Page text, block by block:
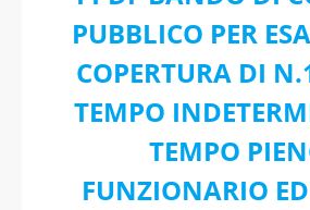
PUBBLICO PER
COPERTURA DI
TEMPO
TEMPO
FUNZIONARIO